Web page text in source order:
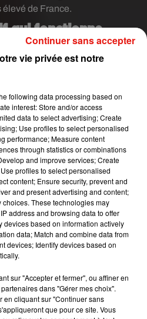
2020 à 12h20 par A.L.
élevé de France.
qui fonctionne
Martine Breton,
sage-
de cigarettes et cinq
dur mais elle a tenu
elle a pu s’acheter une
ça qu’elle voulait, c’est ce
t-elle déclaré. "Le fait de
cadeau de 20 euros à
honorée a renforcé la
patientes reçues en
également confirmé dans
France. En effet, àchaque
les médecins mesurent le
carbone dans les poumons
patientes n'ont pas fumé. Si
un "bon cadeau" de 20
euros.
vie privée est notre
following data processing based on
interest: Store and/or access
data to select advertising; Create
Use profiles to select personalised
performance; Measure content
through statistics or combinations
and improve services; Create
profiles to select personalised
content; Ensure security, prevent and
and present advertising and content;
These technologies may
address and browsing data to offer
devices based on information actively
data; Match and combine data from
devices; Identify devices based on
sur "Accepter et fermer", ou affiner en
dans "Gérer mes choix".
en cliquant sur "Continuer sans
que pour ce site. Vous
Continuer sans accepter